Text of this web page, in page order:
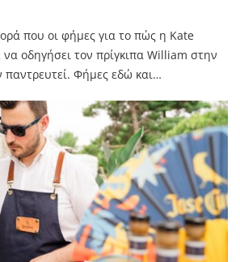
που οι φήμες για το πώς η Kate
οδηγήσει τον πρίγκιπα William στην
Φήμες εδώ και…